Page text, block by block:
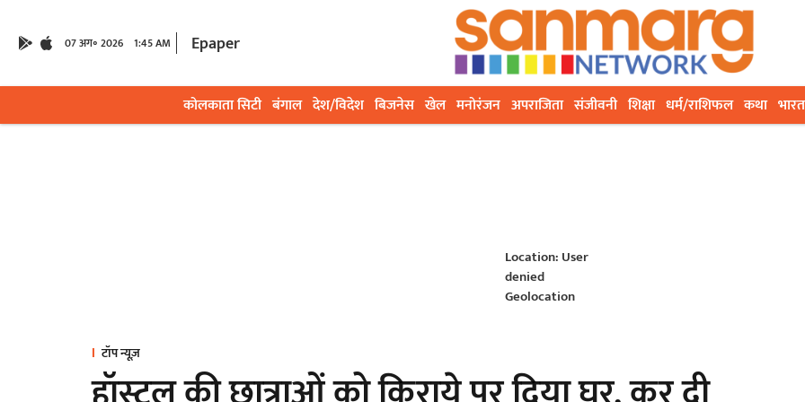
07 अग॰ 2026 1:45 AM Epaper
कोलकाता सिटी बंगाल देश/विदेश बिजनेस खेल मनोरंजन अपराजिता संजीवनी शिक्षा धर्म/राशिफल कथा भारत
Location: User
denied
Geolocation
टॉप न्यूज़